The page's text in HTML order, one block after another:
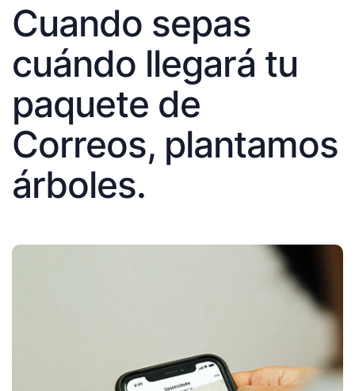
Cuando sepas
cuándo llegará tu
paquete de
Correos, plantamos
árboles.